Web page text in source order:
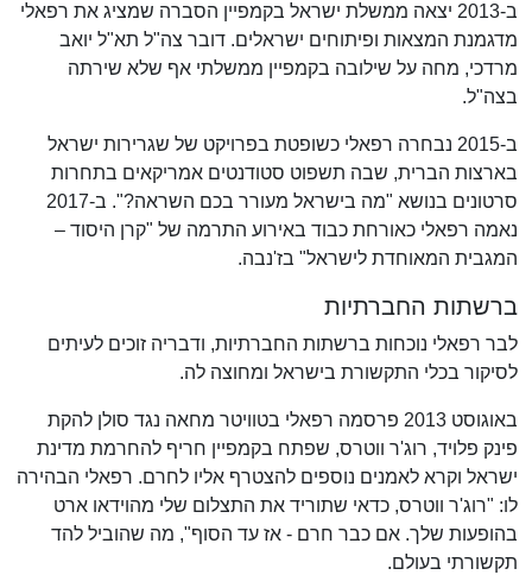
ב-2013 יצאה ממשלת ישראל בקמפיין הסברה שמציג את רפאלי
מדגמנת המצאות ופיתוחים ישראלים. דובר צה"ל תא"ל יואב
מרדכי, מחה על שילובה בקמפיין ממשלתי אף שלא שירתה
בצה"ל.
ב-2015 נבחרה רפאלי כשופטת בפרויקט של שגרירות ישראל
בארצות הברית, שבה תשפוט סטודנטים אמריקאים בתחרות
סרטונים בנושא "מה בישראל מעורר בכם השראה?". ב-2017
נאמה רפאלי כאורחת כבוד באירוע התרמה של "קרן היסוד –
המגבית המאוחדת לישראל" בז'נבה.
ברשתות החברתיות
לבר רפאלי נוכחות ברשתות החברתיות, ודבריה זוכים לעיתים
לסיקור בכלי התקשורת בישראל ומחוצה לה.
באוגוסט 2013 פרסמה רפאלי בטוויטר מחאה נגד סולן להקת
פינק פלויד, רוג'ר ווטרס, שפתח בקמפיין חריף להחרמת מדינת
ישראל וקרא לאמנים נוספים להצטרף אליו לחרם. רפאלי הבהירה
לו: "רוג'ר ווטרס, כדאי שתוריד את התצלום שלי מהוידאו ארט
בהופעות שלך. אם כבר חרם - אז עד הסוף", מה שהוביל להד
תקשורתי בעולם.